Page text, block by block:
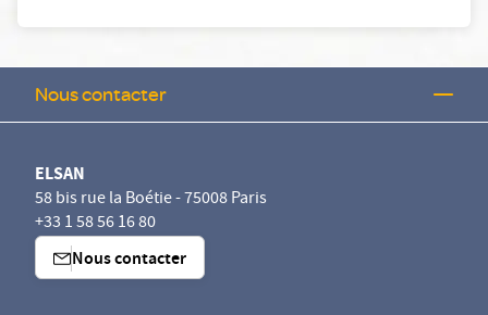
Nous contacter
ELSAN
58 bis rue la Boétie - 75008 Paris
+33 1 58 56 16 80
Nous contacter